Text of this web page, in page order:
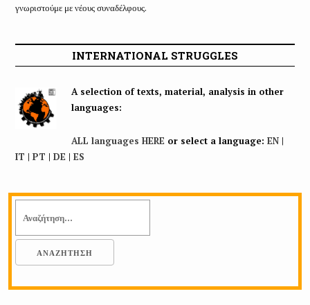
γνωριστούμε με νέους συναδέλφους.
INTERNATIONAL STRUGGLES
A selection of texts, material, analysis in other
languages:
ALL languages HEREor select a language: EN|
IT | PT | DE | ES